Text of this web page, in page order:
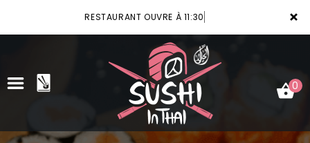
×
RESTAURANT OUVRE À 11:30
0